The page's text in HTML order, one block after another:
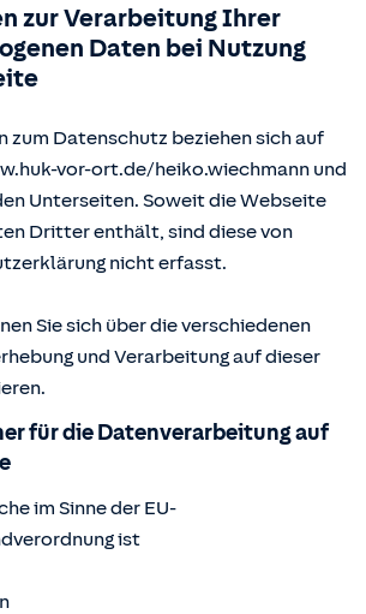
zur Verarbeitung Ihrer
Daten bei Nutzung
zum Datenschutz beziehen sich auf
vor-ort.de/heiko.wiechmann und
Unterseiten. Soweit die Webseite
Dritter enthält, sind diese von
nicht erfasst.
Sie sich über die verschiedenen
und Verarbeitung auf dieser
für die Datenverarbeitung auf
im Sinne der EU-
ist